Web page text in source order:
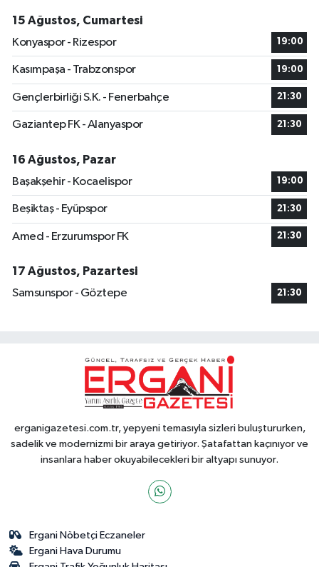
15 Ağustos, Cumartesi
Konyaspor - Rizespor
19:00
Kasımpaşa - Trabzonspor 19:00
Gençlerbirliği S.K. - Fenerbahçe 21:30
Gaziantep FK - Alanyaspor 21:30
16 Ağustos, Pazar
Başakşehir - Kocaelispor
19:00
Beşiktaş - Eyüpspor 21:30
Amed - Erzurumspor FK 21:30
17 Ağustos, Pazartesi
Samsunspor - Göztepe
21:30
erganigazetesi.com.tr, yepyeni temasıyla sizleri buluştururken,
sadelik ve modernizmi bir araya getiriyor. Şatafattan kaçınıyor ve
insanlara haber okuyabilecekleri bir altyapı sunuyor.
Ergani Nöbetçi Eczaneler
Ergani Hava Durumu